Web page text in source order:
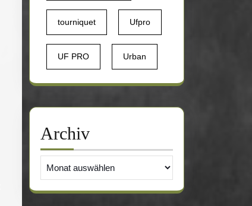
tourniquet Ufpro
UF PRO Urban
Archiv